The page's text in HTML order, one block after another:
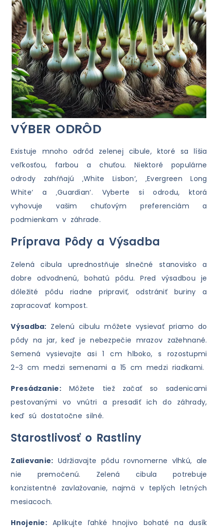
VÝBER ODRÔD
Existuje mnoho odrôd zelenej cibule, ktoré sa líšia
veľkosťou, farbou a chuťou. Niektoré populárne
odrody zahŕňajú ‚White Lisbon‘, ‚Evergreen Long
White‘ a ‚Guardian‘. Vyberte si odrodu, ktorá
vyhovuje vašim chuťovým preferenciám a
podmienkam v záhrade.
Príprava Pôdy a Výsadba
Zelená cibula uprednostňuje slnečné stanovisko a
dobre odvodnenú, bohatú pôdu. Pred výsadbou je
dôležité pôdu riadne pripraviť, odstrániť buriny a
zapracovať kompost.
Výsadba: Zelenú cibulu môžete vysievať priamo do
pôdy na jar, keď je nebezpečie mrazov zažehnané.
Semená vysievajte asi 1 cm hlboko, s rozostupmi
2-3 cm medzi semenami a 15 cm medzi riadkami.
Presádzanie: Môžete tiež začať so sadenicami
pestovanými vo vnútri a presadiť ich do záhrady,
keď sú dostatočne silné.
Starostlivosť o Rastliny
Zalievanie: Udržiavajte pôdu rovnomerne vlhkú, ale
nie premočenú. Zelená cibula potrebuje
konzistentné zavlažovanie, najmä v teplých letných
mesiacoch.
Hnojenie: Aplikujte ľahké hnojivo bohaté na dusík